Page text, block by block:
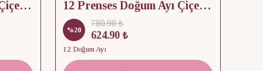
12 Prenses Doğum Ayı Çiçek & Taş 925 Gümüş Kolye 12 Prenses Doğum Ayı Çiçek Baskılı Takı Kutusu
%20
780.90 ₺
624.90 ₺
12 Doğum Ayı